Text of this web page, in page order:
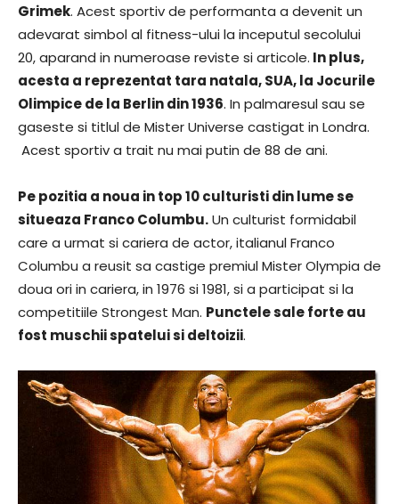
Grimek. Acest sportiv de performanta a devenit un
adevarat simbol al fitness-ului la inceputul secolului
20, aparand in numeroase reviste si articole. In plus,
acesta a reprezentat tara natala, SUA, la Jocurile
Olimpice de la Berlin din 1936. In palmaresul sau se
gaseste si titlul de Mister Universe castigat in Londra.
Acest sportiv a trait nu mai putin de 88 de ani.
Pe pozitia a noua in top 10 culturisti din lume se
situeaza Franco Columbu.Un culturist formidabil
care a urmat si cariera de actor, italianul Franco
Columbu a reusit sa castige premiul Mister Olympia de
doua ori in cariera, in 1976 si 1981, si a participat si la
competitiile Strongest Man. Punctele sale forte au
fost muschii spatelui si deltoizii.